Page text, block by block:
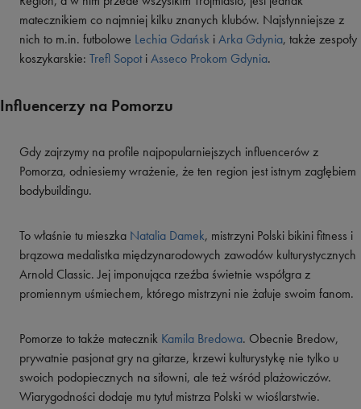
matecznikiem co najmniej kilku znanych klubów. Najsłynniejsze z
nich to m.in. futbolowe Lechia Gdańsk iArka Gdynia, także zespoły
koszykarskie: Trefl SopotiAsseco Prokom Gdynia.
Influencerzy na Pomorzu
Gdy zajrzymy na profile najpopularniejszych influencerów z
Pomorza, odniesiemy wrażenie, że ten region jest istnym zagłębiem
bodybuildingu.
To właśnie tu mieszka Natalia Damek, mistrzyni Polski bikini fitness i
brązowa medalistka międzynarodowych zawodów kulturystycznych
Arnold Classic. Jej imponująca rzeźba świetnie współgra z
promiennym uśmiechem, którego mistrzyni nie żałuje swoim fanom.
Pomorze to także matecznik Kamila Bredowa. Obecnie Bredow,
prywatnie pasjonat gry na gitarze, krzewi kulturystykę nie tylko u
swoich podopiecznych na siłowni, ale też wśród plażowiczów.
Wiarygodności dodaje mu tytuł mistrza Polski w wioślarstwie.